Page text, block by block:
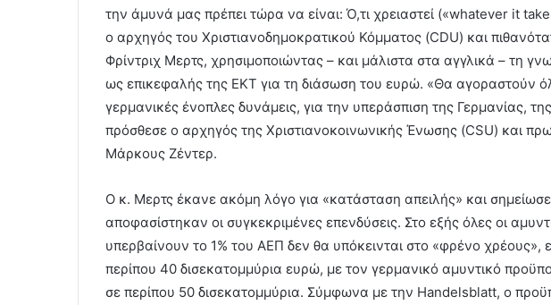
την άμυνά μας πρέπει τώρα να είναι: Ό,τι χρειαστεί («whatever it
ο αρχηγός του Χριστιανοδημοκρατικού Κόμματος (CDU) και
Φρίντριχ Μερτς, χρησιμοποιώντας – και μάλιστα στα αγγλικά – τη
ως επικεφαλής της ΕΚΤ για τη διάσωση του ευρώ. «Θα αγοραστούν
γερμανικές ένοπλες δυνάμεις, για την υπεράσπιση της Γερμανίας,
πρόσθεσε ο αρχηγός της Χριστιανοκοινωνικής Ένωσης (CSU) και
Μάρκους Ζέντερ.
Ο κ. Μερτς έκανε ακόμη λόγο για «κατάσταση απειλής» και
αποφασίστηκαν οι συγκεκριμένες επενδύσεις. Στο εξής όλες οι
υπερβαίνουν το 1% του ΑΕΠ δεν θα υπόκεινται στο «φρένο χρέους»,
περίπου 40 δισεκατομμύρια ευρώ, με τον γερμανικό αμυντικό
σε περίπου 50 δισεκατομμύρια. Σύμφωνα με την Handelsblatt, ο